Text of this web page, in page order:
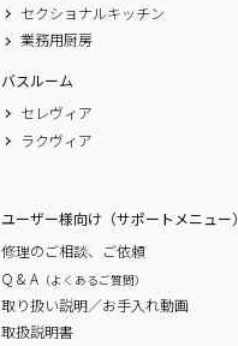
セクショナルキッチン
業務用厨房
バスルーム
セレヴィア
ラクヴィア
ユーザー様向け（サポートメニュー）
修理のご相談、ご依頼
Q & A （よくあるご質問）
取り扱い説明／お手入れ動画
取扱説明書